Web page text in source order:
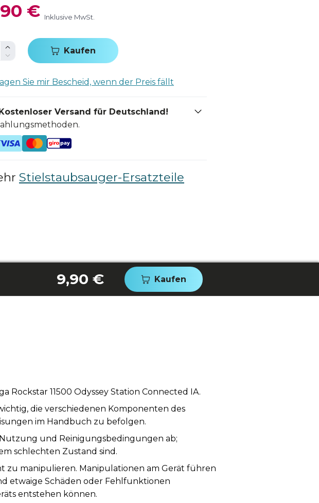
€ Inklusive MwSt.
Kaufen
Sie mir Bescheid, wenn der Preis fällt
Versand für Deutschland!
Stielstaubsauger-Ersatzteile
9,90 € Kaufen
11500 Odyssey Station Connected IA.
die verschiedenen Komponenten des
im Handbuch zu befolgen.
und Reinigungsbedingungen ab;
schlechten Zustand sind.
zu manipulieren. Manipulationen am Gerät führen
etwaige Schäden oder Fehlfunktionen
entstehen können.